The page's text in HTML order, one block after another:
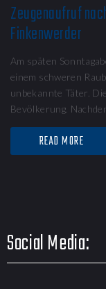
Zeugenaufruf
Finkenwerder
Am späten
einem schweren
unbekannte Täter.
Bevölkerung.
READ MORE
Social Media: